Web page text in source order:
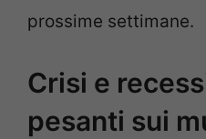
prossime settimane.
Crisi e
pesanti sui